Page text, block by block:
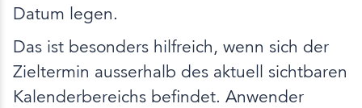
Datum legen.
Das ist besonders hilfreich, wenn sich der
Zieltermin ausserhalb des aktuell sichtbaren
Kalenderbereichs befindet. Anwender